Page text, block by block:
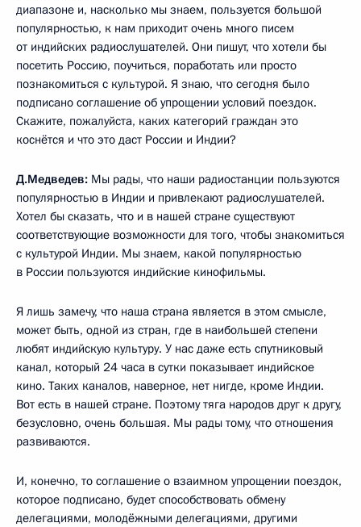
диапазоне и, насколько мы знаем, пользуется большой
популярностью, к нам приходит очень много писем
от индийских радиослушателей. Они пишут, что хотели бы
посетить Россию, поучиться, поработать или просто
познакомиться с культурой. Я знаю, что сегодня было
подписано соглашение об упрощении условий поездок.
Скажите, пожалуйста, каких категорий граждан это
коснётся и что это даст России и Индии?
Д.Медведев: Мы рады, что наши радиостанции пользуются
популярностью в Индии и привлекают радиослушателей.
Хотел бы сказать, что и в нашей стране существуют
соответствующие возможности для того, чтобы знакомиться
с культурой Индии. Мы знаем, какой популярностью
в России пользуются индийские кинофильмы.
Я лишь замечу, что наша страна является в этом смысле,
может быть, одной из стран, где в наибольшей степени
любят индийскую культуру. У нас даже есть спутниковый
канал, который 24 часа в сутки показывает индийское
кино. Таких каналов, наверное, нет нигде, кроме Индии.
Вот есть в нашей стране. Поэтому тяга народов друг к другу,
безусловно, очень большая. Мы рады тому, что отношения
развиваются.
И, конечно, то соглашение о взаимном упрощении поездок,
которое подписано, будет способствовать обмену
делегациями, молодёжными делегациями, другими